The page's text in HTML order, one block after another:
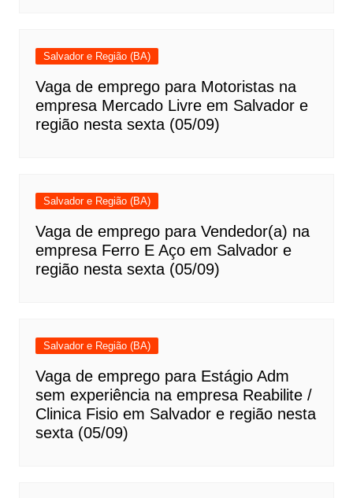
Salvador e Região (BA)
Vaga de emprego para Motoristas na
empresa Mercado Livre em Salvador e
região nesta sexta (05/09)
Salvador e Região (BA)
Vaga de emprego para Vendedor(a) na
empresa Ferro E Aço em Salvador e
região nesta sexta (05/09)
Salvador e Região (BA)
Vaga de emprego para Estágio Adm
sem experiência na empresa Reabilite /
Clinica Fisio em Salvador e região nesta
sexta (05/09)